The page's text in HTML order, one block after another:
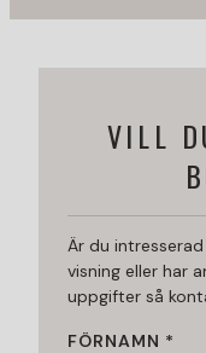
VILL
Är du
visning eller har
uppgifter så
FÖRNAMN *